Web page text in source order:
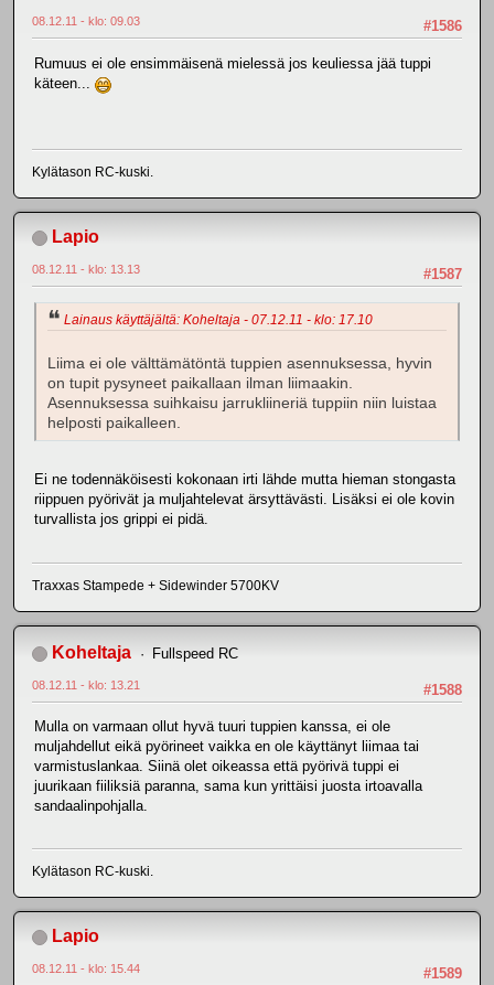
#1586
08.12.11 - klo: 09.03
Rumuus ei ole ensimmäisenä mielessä jos keuliessa jää tuppi
käteen...
Kylätason RC-kuski.
Lapio
#1587
08.12.11 - klo: 13.13
Lainaus käyttäjältä: Koheltaja - 07.12.11 - klo: 17.10
Liima ei ole välttämätöntä tuppien asennuksessa, hyvin
on tupit pysyneet paikallaan ilman liimaakin.
Asennuksessa suihkaisu jarrukliineriä tuppiin niin luistaa
helposti paikalleen.
Ei ne todennäköisesti kokonaan irti lähde mutta hieman stongasta
riippuen pyörivät ja muljahtelevat ärsyttävästi. Lisäksi ei ole kovin
turvallista jos grippi ei pidä.
Traxxas Stampede + Sidewinder 5700KV
Koheltaja Fullspeed RC
#1588
08.12.11 - klo: 13.21
Mulla on varmaan ollut hyvä tuuri tuppien kanssa, ei ole
muljahdellut eikä pyörineet vaikka en ole käyttänyt liimaa tai
varmistuslankaa. Siinä olet oikeassa että pyörivä tuppi ei
juurikaan fiiliksiä paranna, sama kun yrittäisi juosta irtoavalla
sandaalinpohjalla.
Kylätason RC-kuski.
Lapio
#1589
08.12.11 - klo: 15.44